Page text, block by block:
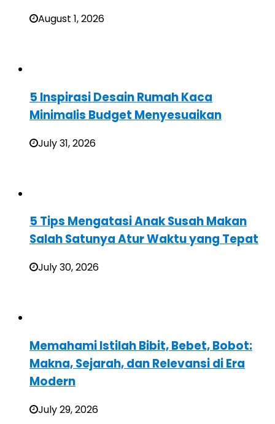
August 1, 2026
5 Inspirasi Desain Rumah Kaca
Minimalis Budget Menyesuaikan
July 31, 2026
5 Tips Mengatasi Anak Susah Makan
Salah Satunya Atur Waktu yang Tepat
July 30, 2026
Memahami Istilah Bibit, Bebet, Bobot:
Makna, Sejarah, dan Relevansi di Era
Modern
July 29, 2026